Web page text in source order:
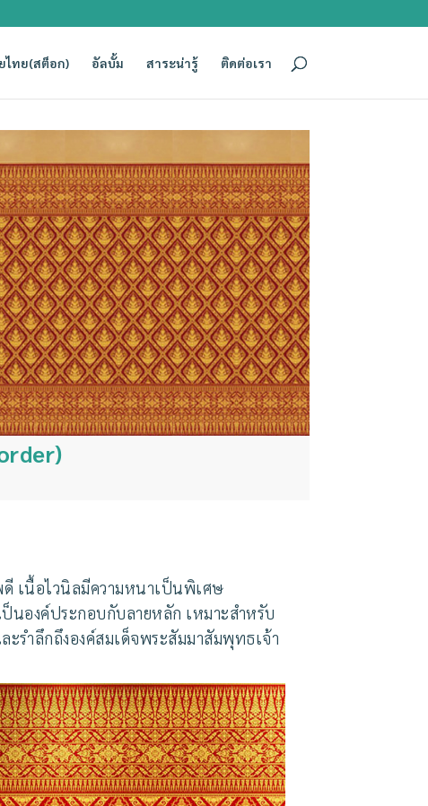
ไทย(สต็อก) อัลบั้ม สาระน่ารู้ ติดต่อเรา
เนื้อไวนิลมีความหนาเป็นพิเศษ
ป็นองค์ประกอบกับลายหลัก เหมาะสำหรับ
รำลึกถึงองค์สมเด็จพระสัมมาสัมพุทธเจ้า